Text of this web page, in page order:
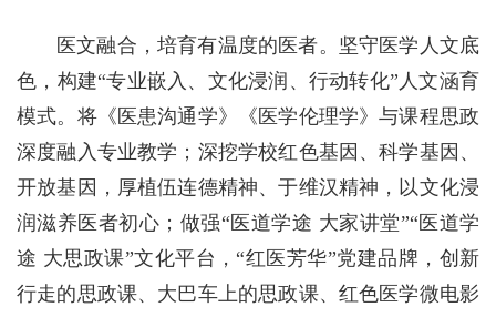
医文融合，培育有温度的医者。坚守医学人文底
色，构建“专业嵌入、文化浸润、行动转化”人文涵育
模式。将《医患沟通学》《医学伦理学》与课程思政
深度融入专业教学；深挖学校红色基因、科学基因、
开放基因，厚植伍连德精神、于维汉精神，以文化浸
润滋养医者初心；做强“医道学途 大家讲堂”“医道学
途 大思政课”文化平台，“红医芳华”党建品牌，创新
行走的思政课、大巴车上的思政课、红色医学微电影